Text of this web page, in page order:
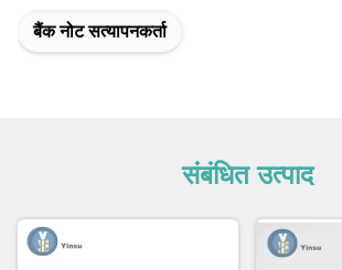
बैंक नोट सत्यापनकर्ता
संबंधित उत्पाद